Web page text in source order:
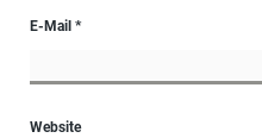
E-Mail *
Website